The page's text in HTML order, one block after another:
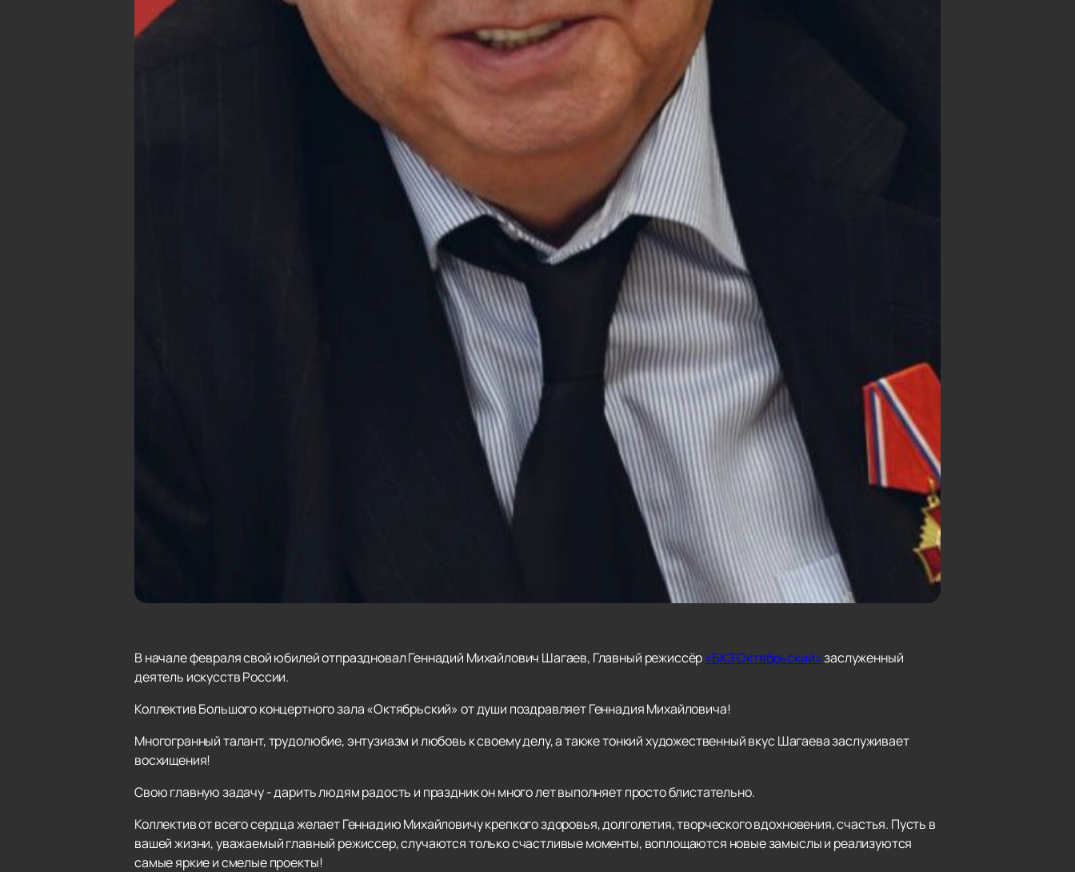
В начале февраля свой юбилей отпраздновал Геннадий Михайлович Шагаев, Главный режиссёр«БКЗ Октябрьский»заслуженный
деятель искусств России.
Коллектив Большого концертного зала «Октябрьский» от души поздравляет Геннадия Михайловича!
Многогранный талант, трудолюбие, энтузиазм и любовь к своему делу, а также тонкий художественный вкус Шагаева заслуживает
восхищения!
Свою главную задачу - дарить людям радость и праздник он много лет выполняет просто блистательно.
Коллектив от всего сердца желает Геннадию Михайловичу крепкого здоровья, долголетия, творческого вдохновения, счастья. Пусть в
вашей жизни, уважаемый главный режиссер, случаются только счастливые моменты, воплощаются новые замыслы и реализуются
самые яркие и смелые проекты!